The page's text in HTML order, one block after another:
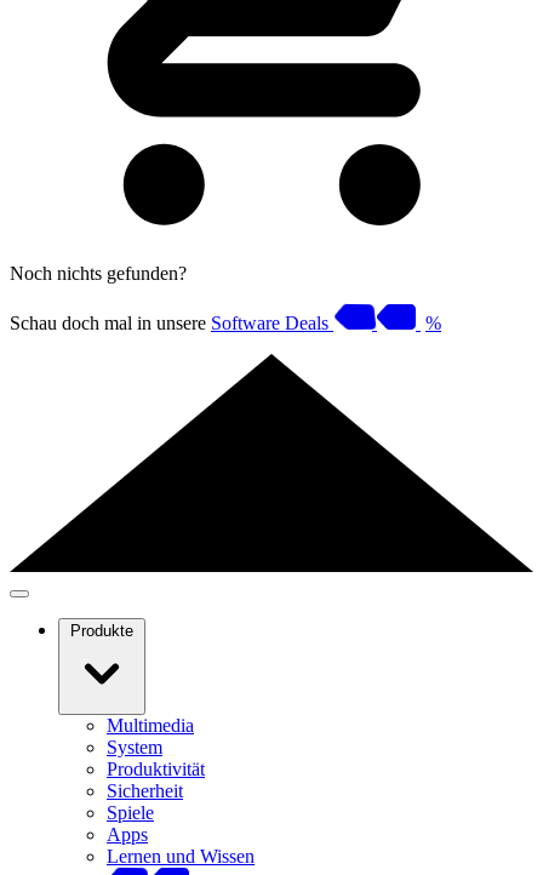
Noch nichts gefunden?
Schau doch mal in unsere Software Deals %
Produkte
Multimedia
System
Produktivität
Sicherheit
Spiele
Apps
Lernen und Wissen